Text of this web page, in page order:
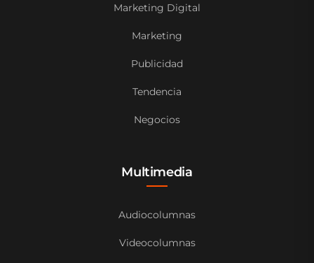
Marketing Digital
Marketing
Publicidad
Tendencia
Negocios
Multimedia
Audiocolumnas
Videocolumnas